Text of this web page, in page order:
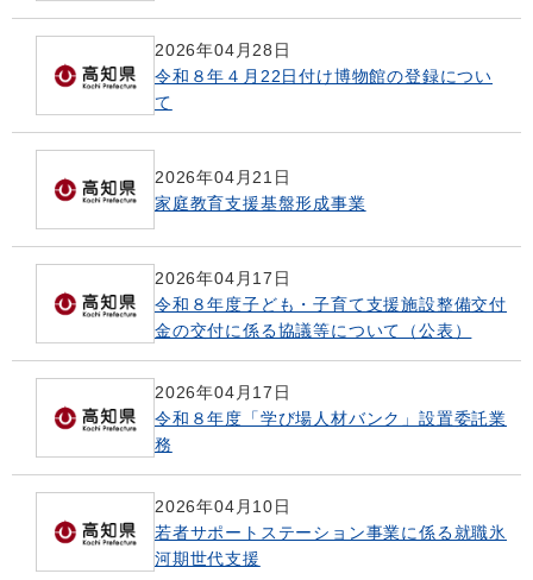
2026年04月28日
令和８年４月22日付け博物館の登録につい
て
2026年04月21日
家庭教育支援基盤形成事業
2026年04月17日
令和８年度子ども・子育て支援施設整備交付
金の交付に係る協議等について（公表）
2026年04月17日
令和８年度「学び場人材バンク」設置委託業
務
2026年04月10日
若者サポートステーション事業に係る就職氷
河期世代支援